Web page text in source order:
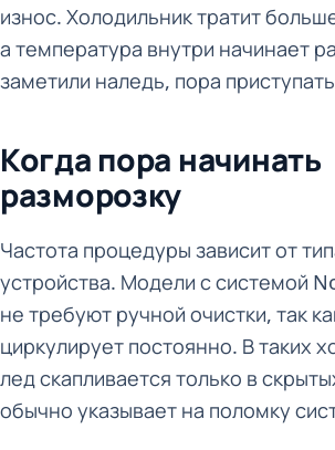
износ. Холодильник тратит
а температура внутри начинает
заметили наледь, пора
Когда пора начинать
разморозку
Частота процедуры зависит от
устройства. Модели с системой
не требуют ручной очистки, так
циркулирует постоянно. В таких
лед скапливается только в
обычно указывает на поломку